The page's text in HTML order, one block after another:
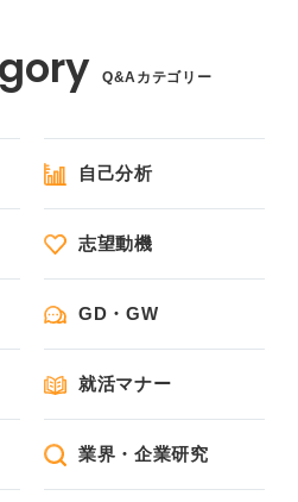
Q&Aカテゴリー
自己分析
志望動機
GD・GW
就活マナー
業界・企業研究